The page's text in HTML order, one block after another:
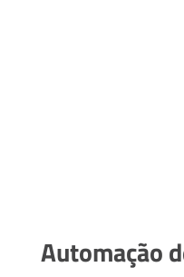
Automação